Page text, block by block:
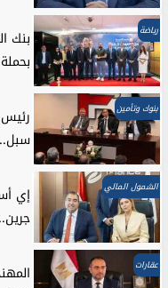
رياضة
بنك
بنوك وتأمين
رئيس
الشمول المالي
إي
عقارات